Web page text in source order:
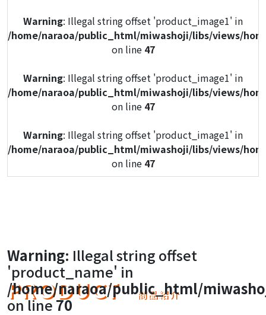
PRODUCT 商品紹介
Warning: Illegal string offset 'product_image1' in
/home/naraoa/public_html/miwashoji/libs/views/
on line 47
Warning: Illegal string offset 'product_image1' in
/home/naraoa/public_html/miwashoji/libs/views/
on line 47
Warning: Illegal string offset 'product_image1' in
/home/naraoa/public_html/miwashoji/libs/views/
on line 47
Warning
: Illegal string offset 'product_image1' in
/home/naraoa/public_html/miwashoji/libs/views/
on line
Warning: Illegal string offset 'product_image1' in
Warning: Illegal string offset
'product_name' in
/home/naraoa/public_html/
on line70